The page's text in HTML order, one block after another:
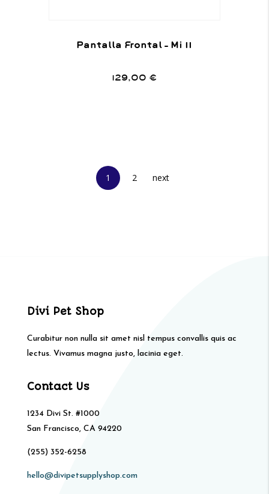
Pantalla Frontal – Mi 11
129,00 €
1 2 next
Divi Pet Shop
Curabitur non nulla sit amet nisl tempus convallis quis ac
lectus. Vivamus magna justo, lacinia eget.
Contact Us
1234 Divi St. #1000
San Francisco, CA 94220
(255) 352-6258
hello@divipetsupplyshop.com